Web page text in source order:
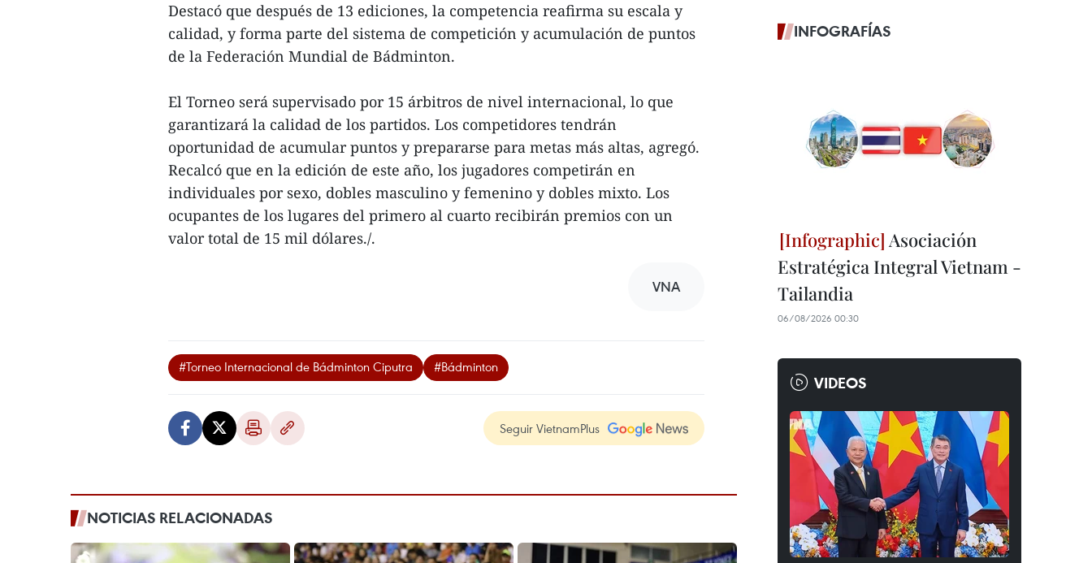
Destacó que después de 13 ediciones, la competencia reafirma su escala y
calidad, y forma parte del sistema de competición y acumulación de puntos
de la Federación Mundial de Bádminton.
El Torneo será supervisado por 15 árbitros de nivel internacional, lo que
garantizará la calidad de los partidos. Los competidores tendrán
oportunidad de acumular puntos y prepararse para metas más altas, agregó.
Recalcó que en la edición de este año, los jugadores competirán en
individuales por sexo, dobles masculino y femenino y dobles mixto. Los
ocupantes de los lugares del primero al cuarto recibirán premios con un
valor total de 15 mil dólares./.
VNA
#Torneo Internacional de Bádminton Ciputra #Bádminton
Seguir VietnamPlus
NOTICIAS RELACIONADAS
INFOGRAFÍAS
Asociación
Estratégica Integral Vietnam -
Tailandia
06/08/2026 00:30
VIDEOS